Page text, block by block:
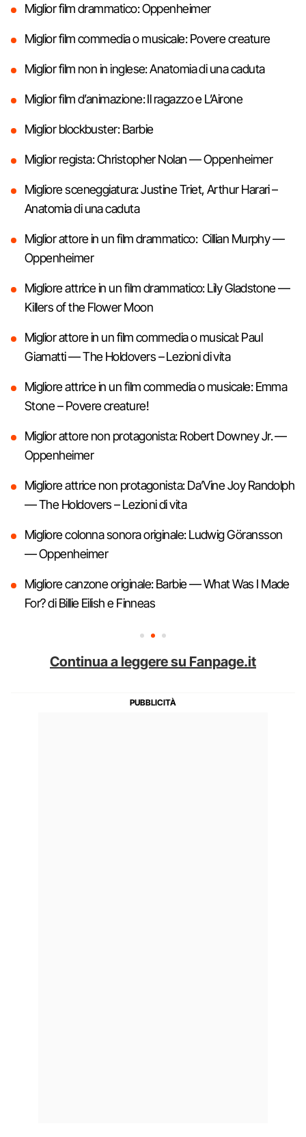
Miglior film drammatico: Oppenheimer
Miglior film commedia o musicale: Povere creature
Miglior film non in inglese: Anatomia di una caduta
Miglior film d’animazione: Il ragazzo e L’Airone
Miglior blockbuster: Barbie
Miglior regista: Christopher Nolan — Oppenheimer
Migliore sceneggiatura: Justine Triet, Arthur Harari –
Anatomia di una caduta
Miglior attore in un film drammatico: Cillian Murphy —
Oppenheimer
Migliore attrice in un film drammatico: Lily Gladstone —
Killers of the Flower Moon
Miglior attore in un film commedia o musical: Paul
Giamatti — The Holdovers – Lezioni di vita
Migliore attrice in un film commedia o musicale: Emma
Stone – Povere creature!
Miglior attore non protagonista: Robert Downey Jr. —
Oppenheimer
Migliore attrice non protagonista: Da’Vine Joy Randolph
— The Holdovers – Lezioni di vita
Migliore colonna sonora originale: Ludwig Göransson
— Oppenheimer
Migliore canzone originale: Barbie — What Was I Made
For? di Billie Eilish e Finneas
Continua a leggere su Fanpage.it